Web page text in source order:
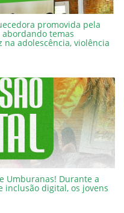
promovida pela
temas
adolescência, violência
Umburanas! Durante a
inclusão digital, os jovens